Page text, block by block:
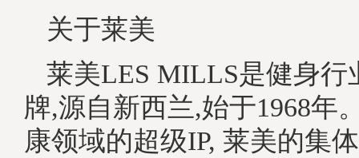
关于莱美
莱美LES MILLS是健身行
牌,源自新西兰,始于1968年
康领域的超级IP, 莱美的集